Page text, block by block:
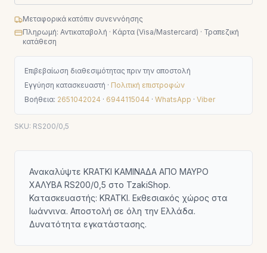
Μεταφορικά κατόπιν συνεννόησης
Πληρωμή: Αντικαταβολή · Κάρτα (Visa/Mastercard) · Τραπεζική
κατάθεση
Επιβεβαίωση διαθεσιμότητας πριν την αποστολή
Εγγύηση κατασκευαστή · Πολιτική επιστροφών
Βοήθεια: 2651042024 · 6944115044 · WhatsApp · Viber
SKU: RS200/0,5
Ανακαλύψτε KRATKI ΚΑΜΙΝΑΔΑ ΑΠΟ ΜΑΥΡΟ
ΧΑΛΥΒΑ RS200/0,5 στο TzakiShop.
Κατασκευαστής: KRATKI. Εκθεσιακός χώρος στα
Ιωάννινα. Αποστολή σε όλη την Ελλάδα.
Δυνατότητα εγκατάστασης.